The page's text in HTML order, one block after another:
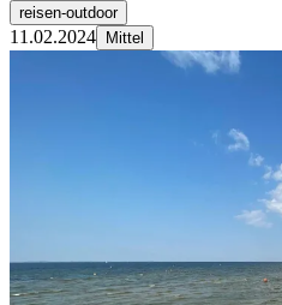
reisen-outdoor
11.02.2024 Mittel